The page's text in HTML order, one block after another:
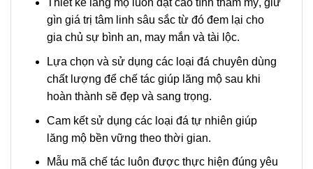
Thiết kế lăng mộ luôn đặt cao tính thẩm mỹ, giữ
gìn giá trị tâm linh sâu sắc từ đó đem lại cho
gia chủ sự bình an, may mắn và tài lộc.
Lựa chọn và sử dụng các loại đá chuyên dùng
chất lượng để chế tác giúp lăng mộ sau khi
hoàn thành sẽ đẹp và sang trọng.
Cam kết sử dụng các loại đá tự nhiên giúp
lăng mộ bền vững theo thời gian.
Mẫu mã chế tác luôn được thực hiện đúng yêu